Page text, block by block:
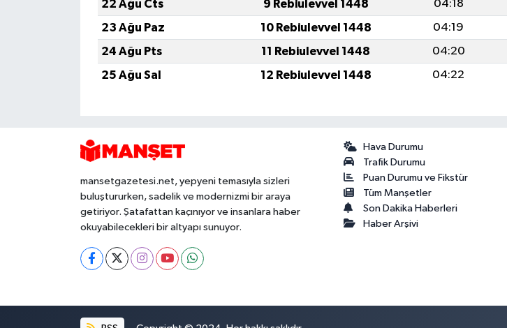
22 Ağu Cts
9 Rebiulevvel 1448 04:18
23 Ağu Paz
10 Rebiulevvel 1448 04:19
24 Ağu Pts
11 Rebiulevvel 1448 04:20
25 Ağu Sal
12 Rebiulevvel 1448 04:22
mansetgazetesi.net, yepyeni temasıyla sizleri
buluştururken, sadelik ve modernizmi bir araya
getiriyor. Şatafattan kaçınıyor ve insanlara haber
okuyabilecekleri bir altyapı sunuyor.
Hava Durumu
Trafik Durumu
Puan Durumu ve Fikstür
Tüm Manşetler
Son Dakika Haberleri
Haber Arşivi